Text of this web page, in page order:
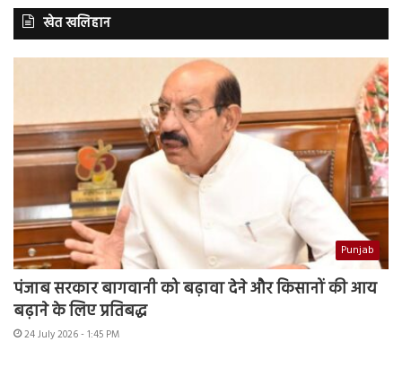
खेत खलिहान
Punjab
पंजाब सरकार बागवानी को बढ़ावा देने और किसानों की आय
बढ़ाने के लिए प्रतिबद्ध
24 July 2026 - 1:45 PM